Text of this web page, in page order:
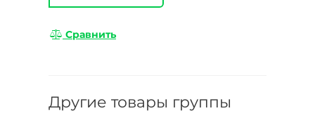
Сравнить
Другие товары группы